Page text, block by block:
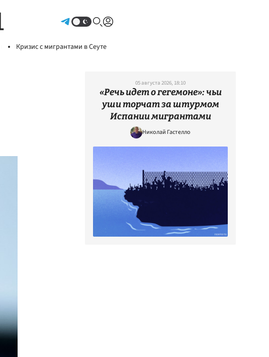
Кризис с мигрантами в Сеуте
05 августа 2026, 18:10
«Речь идет о гегемоне»: чьи
уши торчат за штурмом
Испании мигрантами
Николай Гастелло